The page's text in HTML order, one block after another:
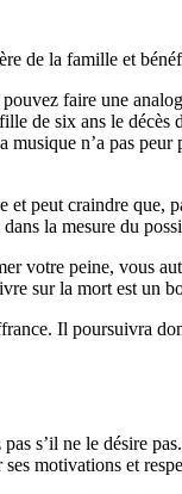
de la famille et
faire une
de six ans le décès
n’a pas peur
peut craindre que,
la mesure du
votre peine, vous
sur la mort est un
Il poursuivra
s’il ne le désire
motivations et